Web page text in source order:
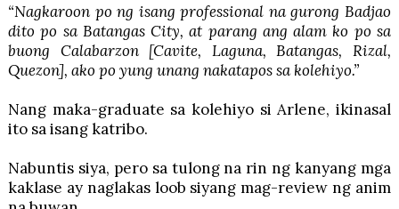
“Nagkaroon po ng isang professional na gurong Badjao
dito po sa Batangas City, at parang ang alam ko po sa
buong Calabarzon [Cavite, Laguna, Batangas, Rizal,
Quezon], ako po yung unang nakatapos sa kolehiyo.”
Nang maka-graduate sa kolehiyo si Arlene, ikinasal
ito sa isang katribo.
Nabuntis siya, pero sa tulong na rin ng kanyang mga
kaklase ay naglakas loob siyang mag-review ng anim